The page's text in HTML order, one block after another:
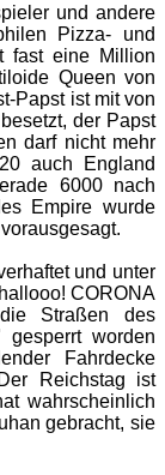
und andere
Pizza- und
fast eine Million
Queen von
Papst ist mit von
der Papst
darf nicht mehr
auch England
6000 nach
Empire wurde
und unter
CORONA
Straßen des
gesperrt worden
Fahrdecke
Reichstag ist
wahrscheinlich
gebracht, sie